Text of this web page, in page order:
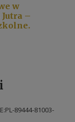
w
–
89444-81003-